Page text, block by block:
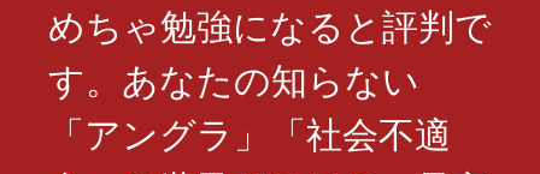
めちゃ勉強になると評判で
す。あなたの知らない
「アングラ」「社会不適